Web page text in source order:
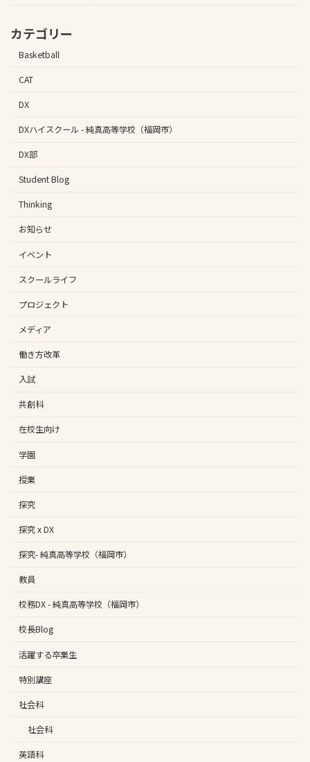
カテゴリー
Basketball
CAT
DX
DXハイスクール - 純真高等学校（福岡市）
DX部
Student Blog
Thinking
お知らせ
イベント
スクールライフ
プロジェクト
メディア
働き方改革
入試
共創科
在校生向け
学園
授業
探究
探究 x DX
探究- 純真高等学校（福岡市）
教員
校務DX - 純真高等学校（福岡市）
校長Blog
活躍する卒業生
特別講座
社会科
社会科
英語科